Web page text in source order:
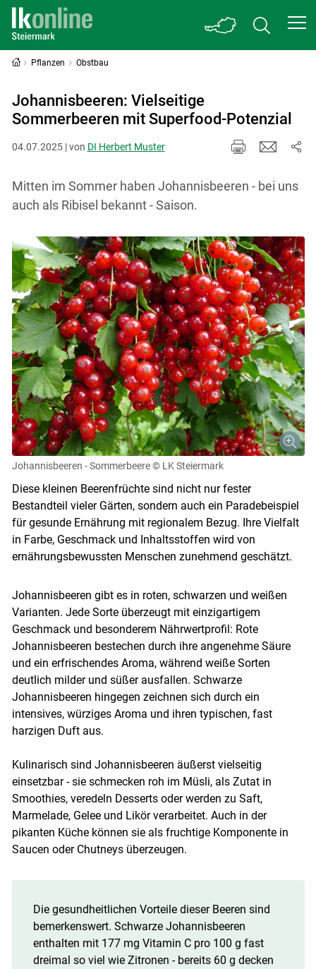
Skip to main content
Pflanzen Obstbau
Johannisbeeren: Vielseitige
Sommerbeeren mit Superfood-Potenzial
04.07.2025 | von DI Herbert Muster
Mitten im Sommer haben Johannisbeeren - bei uns
auch als Ribisel bekannt - Saison.
Johannisbeeren - Sommerbeere © LK Steiermark
Diese kleinen Beerenfrüchte sind nicht nur fester
Bestandteil vieler Gärten, sondern auch ein Paradebeispiel
für gesunde Ernährung mit regionalem Bezug. Ihre Vielfalt
in Farbe, Geschmack und Inhaltsstoffen wird von
ernährungsbewussten Menschen zunehmend geschätzt.
Johannisbeeren gibt es in roten, schwarzen und weißen
Varianten. Jede Sorte überzeugt mit einzigartigem
Geschmack und besonderem Nährwertprofil: Rote
Johannisbeeren bestechen durch ihre angenehme Säure
und ein erfrischendes Aroma, während weiße Sorten
deutlich milder und süßer ausfallen. Schwarze
Johannisbeeren hingegen zeichnen sich durch ein
intensives, würziges Aroma und ihren typischen, fast
harzigen Duft aus.
Kulinarisch sind Johannisbeeren äußerst vielseitig
einsetzbar - sie schmecken roh im Müsli, als Zutat in
Smoothies, veredeln Desserts oder werden zu Saft,
Marmelade, Gelee und Likör verarbeitet. Auch in der
pikanten Küche können sie als fruchtige Komponente in
Saucen oder Chutneys überzeugen.
Die gesundheitlichen Vorteile dieser Beeren sind
bemerkenswert. Schwarze Johannisbeeren
enthalten mit 177 mg Vitamin C pro 100 g fast
dreimal so viel wie Zitronen - bereits 60 g decken